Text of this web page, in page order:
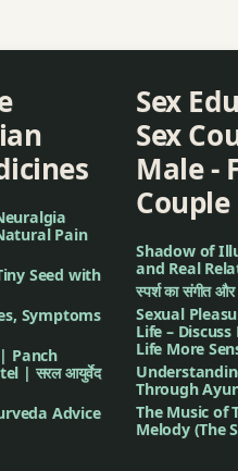
Pain
Seed with
Symptoms
Panch
| सरल आयुर्वेद
Advice
Sex
Sex
Male -
Couple
Shadow of
and Real
स्पर्श का संगीत
Sexual
Life –
Life More
Through
The Music of
Melody (The